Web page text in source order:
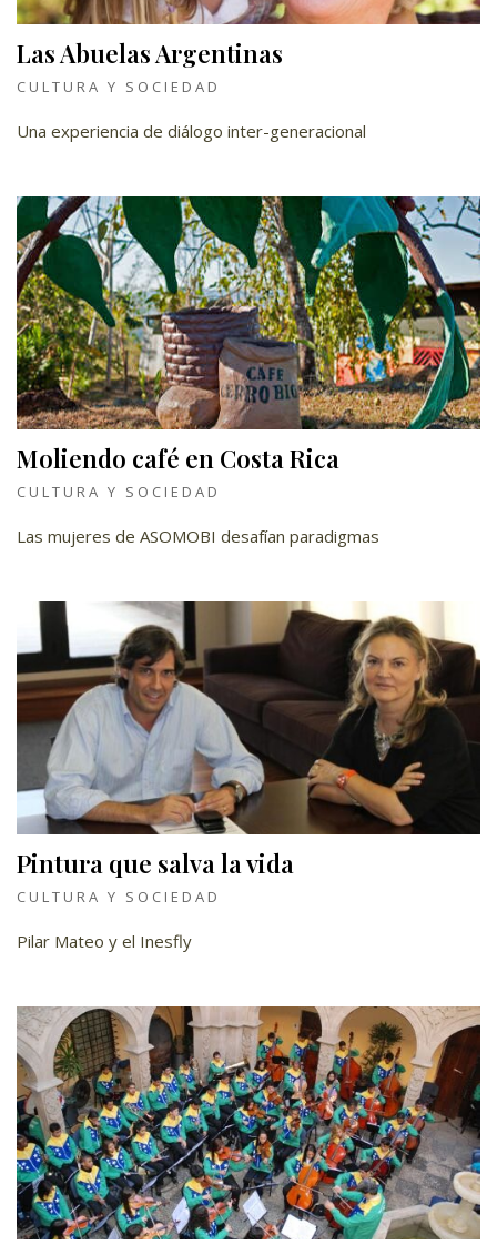
Las Abuelas Argentinas
CULTURA Y SOCIEDAD
Una experiencia de diálogo inter-generacional
Moliendo café en Costa Rica
CULTURA Y SOCIEDAD
Las mujeres de ASOMOBI desafían paradigmas
Pintura que salva la vida
CULTURA Y SOCIEDAD
Pilar Mateo y el Inesfly